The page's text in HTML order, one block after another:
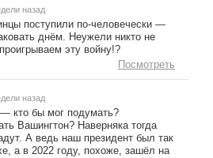
назад
поступили по-человечески —
днём. Неужели никто не
эту войну!?
Посмотреть
назад
кто бы мог подумать?
Вашингтон? Наверняка тогда
А ведь наш президент был так
а в 2022 году, похоже, зашёл на